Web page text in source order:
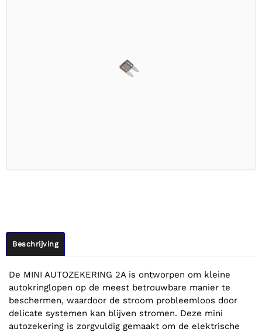
Beschrijving
De MINI AUTOZEKERING 2A is ontworpen om kleine
autokringlopen op de meest betrouwbare manier te
beschermen, waardoor de stroom probleemloos door
delicate systemen kan blijven stromen. Deze mini
autozekering is zorgvuldig gemaakt om de elektrische